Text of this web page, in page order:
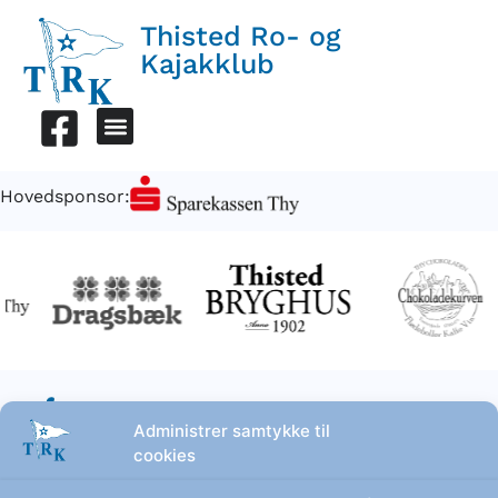
Administrer samtykke til
cookies
Thisted Ro- og
Kajakklub
Hovedsponsor: